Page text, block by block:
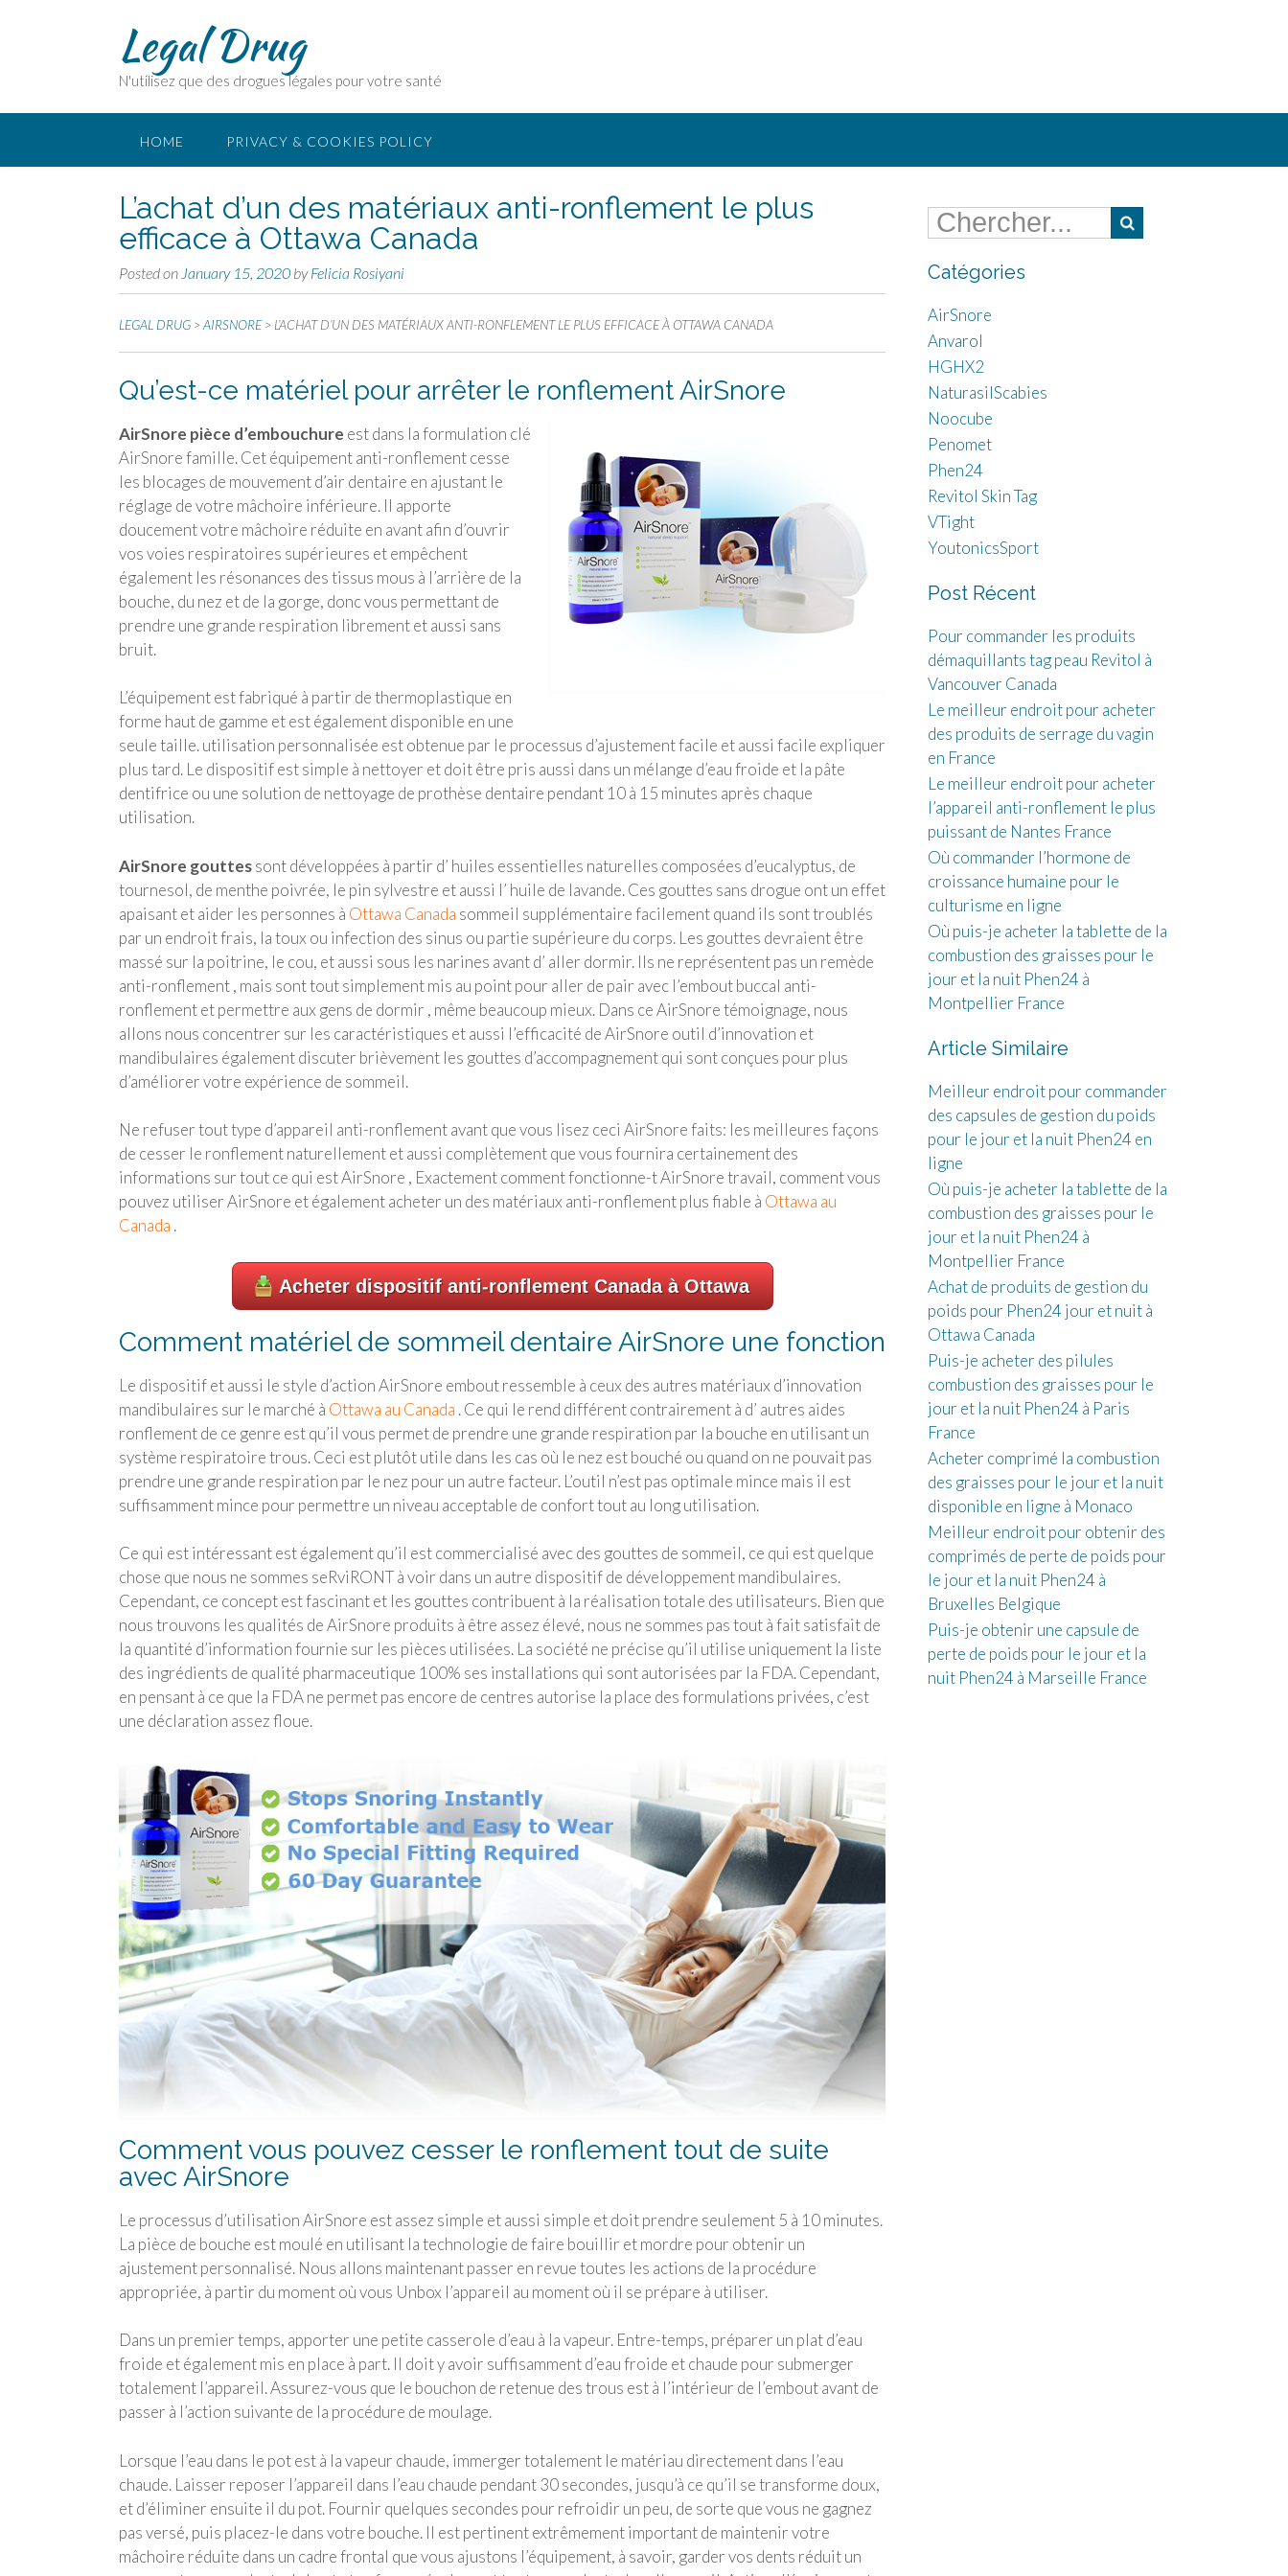
Legal Drug
N'utilisez que des drogues légales pour votre santé
HOME PRIVACY & COOKIES POLICY
L’achat d’un des matériaux anti-ronflement le plus
efficace à Ottawa Canada
Posted on January 15, 2020 byFelicia Rosiyani
LEGAL DRUG >AIRSNORE > L’ACHAT D’UN DES MATÉRIAUX ANTI-RONFLEMENT LE PLUS EFFICACE À OTTAWA CANADA
Qu’est-ce matériel pour arrêter le ronflement AirSnore
AirSnore pièce d’embouchure est dans la formulation clé
AirSnore famille. Cet équipement anti-ronflement cesse
les blocages de mouvement d’air dentaire en ajustant le
réglage de votre mâchoire inférieure. Il apporte
doucement votre mâchoire réduite en avant afin d’ouvrir
vos voies respiratoires supérieures et empêchent
également les résonances des tissus mous à l’arrière de la
bouche, du nez et de la gorge, donc vous permettant de
prendre une grande respiration librement et aussi sans
bruit.
L’équipement est fabriqué à partir de thermoplastique en
forme haut de gamme et est également disponible en une
seule taille. utilisation personnalisée est obtenue par le processus d’ajustement facile et aussi facile expliquer
plus tard. Le dispositif est simple à nettoyer et doit être pris aussi dans un mélange d’eau froide et la pâte
dentifrice ou une solution de nettoyage de prothèse dentaire pendant 10 à 15 minutes après chaque
utilisation.
AirSnore gouttessont développées à partir d’ huiles essentielles naturelles composées d’eucalyptus, de
tournesol, de menthe poivrée, le pin sylvestre et aussi l’ huile de lavande. Ces gouttes sans drogue ont un effet
apaisant et aider les personnes à Ottawa Canada sommeil supplémentaire facilement quand ils sont troublés
par un endroit frais, la toux ou infection des sinus ou partie supérieure du corps. Les gouttes devraient être
massé sur la poitrine, le cou, et aussi sous les narines avant d’ aller dormir. Ils ne représentent pas un remède
anti-ronflement , mais sont tout simplement mis au point pour aller de pair avec l’embout buccal anti-
ronflement et permettre aux gens de dormir , même beaucoup mieux. Dans ce AirSnore témoignage, nous
allons nous concentrer sur les caractéristiques et aussi l’efficacité de AirSnore outil d’innovation et
mandibulaires également discuter brièvement les gouttes d’accompagnement qui sont conçues pour plus
d’améliorer votre expérience de sommeil.
Ne refuser tout type d’appareil anti-ronflement avant que vous lisez ceci AirSnore faits: les meilleures façons
de cesser le ronflement naturellement et aussi complètement que vous fournira certainement des
informations sur tout ce qui est AirSnore , Exactement comment fonctionne-t AirSnore travail, comment vous
pouvez utiliser AirSnore et également acheter un des matériaux anti-ronflement plus fiable à Ottawa au
Canada .
Acheter dispositif anti-ronflement Canada à Ottawa
Comment matériel de sommeil dentaire AirSnore une fonction
Le dispositif et aussi le style d’action AirSnore embout ressemble à ceux des autres matériaux d’innovation
mandibulaires sur le marché à Ottawa au Canada . Ce qui le rend différent contrairement à d’ autres aides
ronflement de ce genre est qu’il vous permet de prendre une grande respiration par la bouche en utilisant un
système respiratoire trous. Ceci est plutôt utile dans les cas où le nez est bouché ou quand on ne pouvait pas
prendre une grande respiration par le nez pour un autre facteur. L’outil n’est pas optimale mince mais il est
suffisamment mince pour permettre un niveau acceptable de confort tout au long utilisation.
Ce qui est intéressant est également qu’il est commercialisé avec des gouttes de sommeil, ce qui est quelque
chose que nous ne sommes seRviRONT à voir dans un autre dispositif de développement mandibulaires.
Cependant, ce concept est fascinant et les gouttes contribuent à la réalisation totale des utilisateurs. Bien que
nous trouvons les qualités de AirSnore produits à être assez élevé, nous ne sommes pas tout à fait satisfait de
la quantité d’information fournie sur les pièces utilisées. La société ne précise qu’il utilise uniquement la liste
des ingrédients de qualité pharmaceutique 100% ses installations qui sont autorisées par la FDA. Cependant,
en pensant à ce que la FDA ne permet pas encore de centres autorise la place des formulations privées, c’est
une déclaration assez floue.
Comment vous pouvez cesser le ronflement tout de suite
avec AirSnore
Le processus d’utilisation AirSnore est assez simple et aussi simple et doit prendre seulement 5 à 10 minutes.
La pièce de bouche est moulé en utilisant la technologie de faire bouillir et mordre pour obtenir un
ajustement personnalisé. Nous allons maintenant passer en revue toutes les actions de la procédure
appropriée, à partir du moment où vous Unbox l’appareil au moment où il se prépare à utiliser.
Dans un premier temps, apporter une petite casserole d’eau à la vapeur. Entre-temps, préparer un plat d’eau
froide et également mis en place à part. Il doit y avoir suffisamment d’eau froide et chaude pour submerger
totalement l’appareil. Assurez-vous que le bouchon de retenue des trous est à l’intérieur de l’embout avant de
passer à l’action suivante de la procédure de moulage.
Lorsque l’eau dans le pot est à la vapeur chaude, immerger totalement le matériau directement dans l’eau
chaude. Laisser reposer l’appareil dans l’eau chaude pendant 30 secondes, jusqu’à ce qu’il se transforme doux,
et d’éliminer ensuite il du pot. Fournir quelques secondes pour refroidir un peu, de sorte que vous ne gagnez
pas versé, puis placez-le dans votre bouche. Il est pertinent extrêmement important de maintenir votre
mâchoire réduite dans un cadre frontal que vous ajustons l’équipement, à savoir, garder vos dents réduit un
Catégories
AirSnore
Anvarol
HGHX2
NaturasilScabies
Noocube
Penomet
Phen24
Revitol Skin Tag
VTight
YoutonicsSport
Post Récent
Pour commander les produits
démaquillants tag peau Revitol à
Vancouver Canada
Le meilleur endroit pour acheter
des produits de serrage du vagin
en France
Le meilleur endroit pour acheter
l’appareil anti-ronflement le plus
puissant de Nantes France
Où commander l’hormone de
croissance humaine pour le
culturisme en ligne
Où puis-je acheter la tablette de la
combustion des graisses pour le
jour et la nuit Phen24 à
Montpellier France
Article Similaire
Meilleur endroit pour commander
des capsules de gestion du poids
pour le jour et la nuit Phen24 en
ligne
Où puis-je acheter la tablette de la
combustion des graisses pour le
jour et la nuit Phen24 à
Montpellier France
Achat de produits de gestion du
poids pour Phen24 jour et nuit à
Ottawa Canada
Puis-je acheter des pilules
combustion des graisses pour le
jour et la nuit Phen24 à Paris
France
Acheter comprimé la combustion
des graisses pour le jour et la nuit
disponible en ligne à Monaco
Meilleur endroit pour obtenir des
comprimés de perte de poids pour
le jour et la nuit Phen24 à
Bruxelles Belgique
Puis-je obtenir une capsule de
perte de poids pour le jour et la
nuit Phen24 à Marseille France